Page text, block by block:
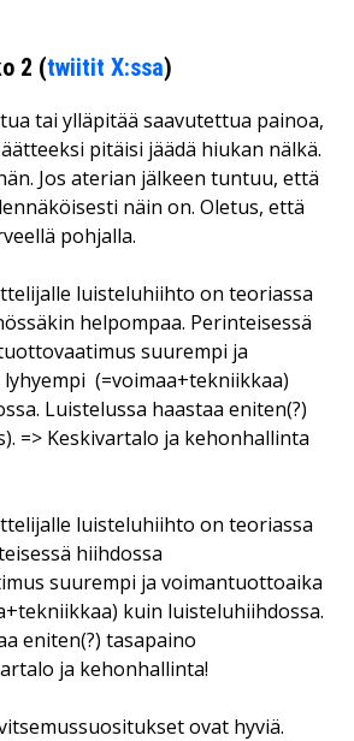
2 (twiitit X:ssa)
tai ylläpitää saavutettua painoa,
pitäisi jäädä hiukan nälkä.
Jos aterian jälkeen tuntuu, että
näin on. Oletus, että
pohjalla.
luisteluhiihto on teoriassa
helpompaa. Perinteisessä
suurempi ja
(=voimaa+tekniikkaa)
Luistelussa haastaa eniten(?)
=> Keskivartalo ja kehonhallinta
luisteluhiihto on teoriassa
hiihdossa
suurempi ja voimantuottoaika
kuin luisteluhiihdossa.
eniten(?) tasapaino
ja kehonhallinta!
ovat hyviä.